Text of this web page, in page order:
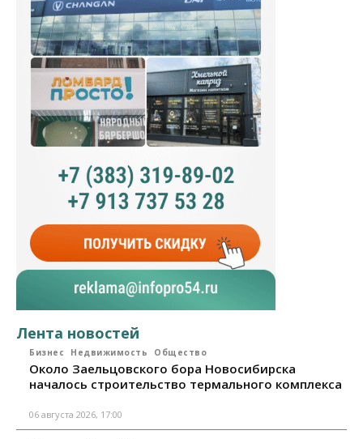
Лента новостей
Бизнес Недвижимость Общество
Около Заельцовского бора Новосибирска
началось строительство термального комплекса
06 августа 2026, 17:00